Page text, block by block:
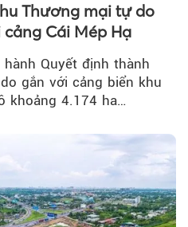
Thương mại tự do
cảng Cái Mép Hạ
hành Quyết định thành
gắn với cảng biển khu
khoảng 4.174 ha…